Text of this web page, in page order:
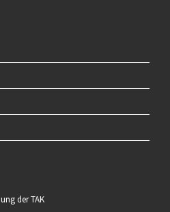
der TAK